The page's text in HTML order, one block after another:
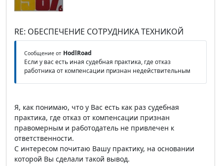
RE: ОБЕСПЕЧЕНИЕ СОТРУДНИКА ТЕХНИКОЙ
Сообщение от HodlRoad
Если у вас есть иная судебная практика, где отказ
работника от компенсации признан недействительным
Я, как понимаю, что у Вас есть как раз судебная
практика, где отказ от компенсации признан
правомерным и работодатель не привлечен к
ответственности.
С интересом почитаю Вашу практику, на основании
которой Вы сделали такой вывод.